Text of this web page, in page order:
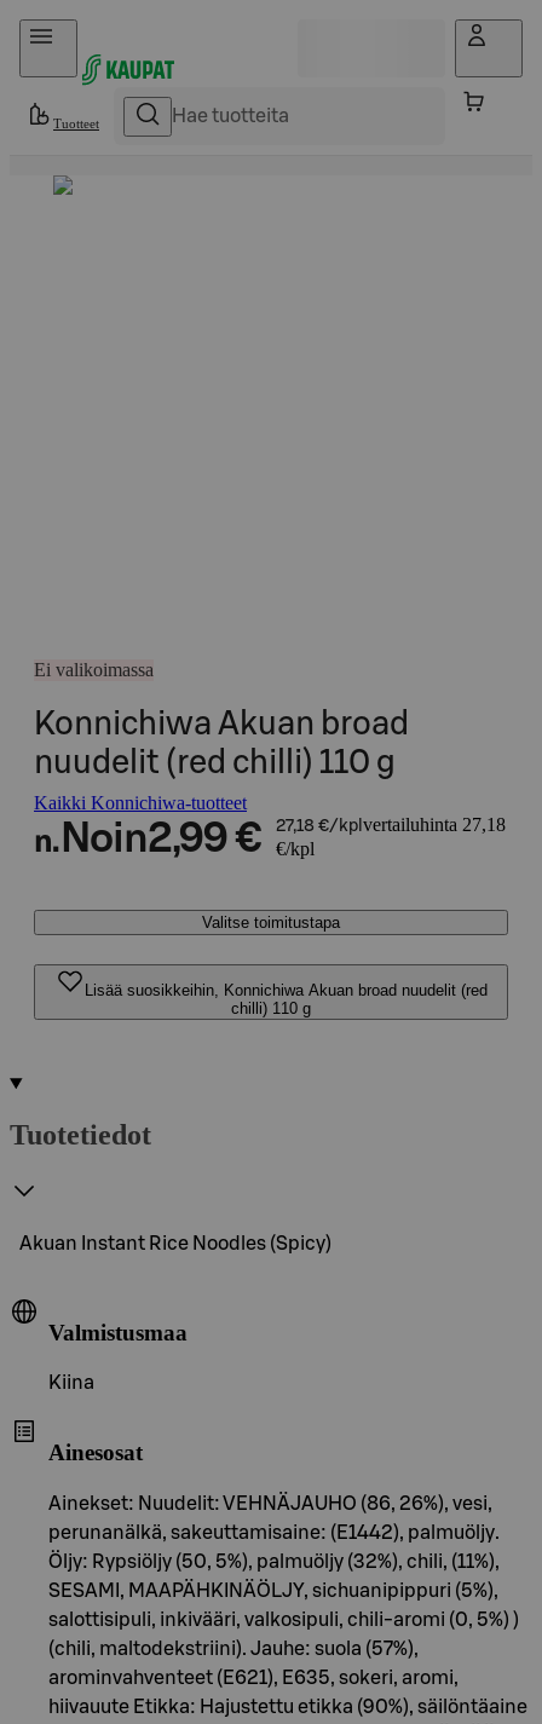
Hyppää sisältöön
Tuotteet
Ei valikoimassa
Konnichiwa Akuan broad
nuudelit (red chilli) 110 g
Kaikki Konnichiwa-tuotteet
n. Noin2,99 € 27,18 €/kpl vertailuhinta 27,18
€/kpl
Valitse toimitustapa
Lisää suosikkeihin, Konnichiwa Akuan broad nuudelit (red
chilli) 110 g
Tuotetiedot
Akuan Instant Rice Noodles (Spicy)
Valmistusmaa
Kiina
Ainesosat
Ainekset: Nuudelit: VEHNÄJAUHO (86, 26%), vesi,
perunanälkä, sakeuttamisaine: (E1442), palmuöljy.
Öljy: Rypsiöljy (50, 5%), palmuöljy (32%), chili, (11%),
SESAMI, MAAPÄHKINÄÖLJY, sichuanipippuri (5%),
salottisipuli, inkivääri, valkosipuli, chili-aromi (0, 5%) )
(chili, maltodekstriini). Jauhe: suola (57%),
arominvahventeet (E621), E635, sokeri, aromi,
hiivauute Etikka: Hajustettu etikka (90%), säilöntäaine